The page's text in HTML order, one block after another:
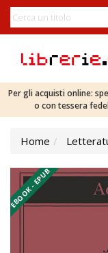
Per gli acquisti online:
o con tessera
Home
EBOOK - EPUB